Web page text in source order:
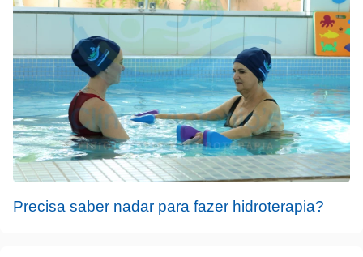
Precisa saber nadar para fazer hidroterapia?